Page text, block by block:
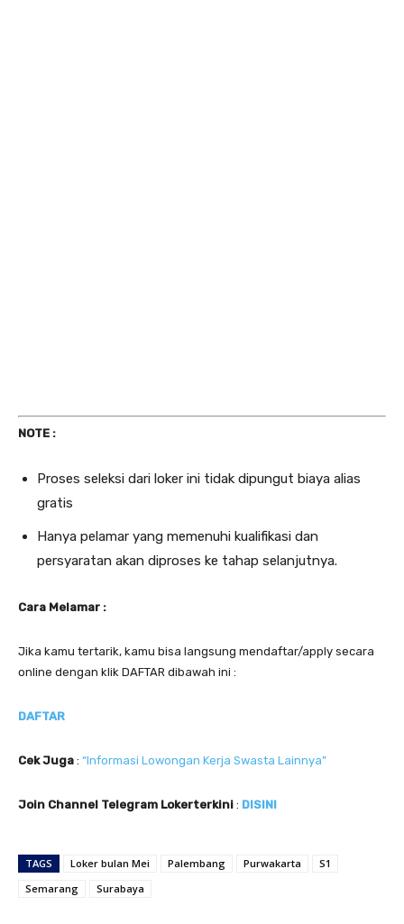
NOTE :
Proses seleksi dari loker ini tidak dipungut biaya alias
gratis
Hanya pelamar yang memenuhi kualifikasi dan
persyaratan akan diproses ke tahap selanjutnya.
Cara Melamar :
Jika kamu tertarik, kamu bisa langsung mendaftar/apply secara
online dengan klik DAFTAR dibawah ini :
DAFTAR
Cek Juga : “Informasi Lowongan Kerja Swasta Lainnya”
Join Channel Telegram Lokerterkini : DISINI
TAGS Loker bulan Mei Palembang Purwakarta
S1
Semarang
Surabaya